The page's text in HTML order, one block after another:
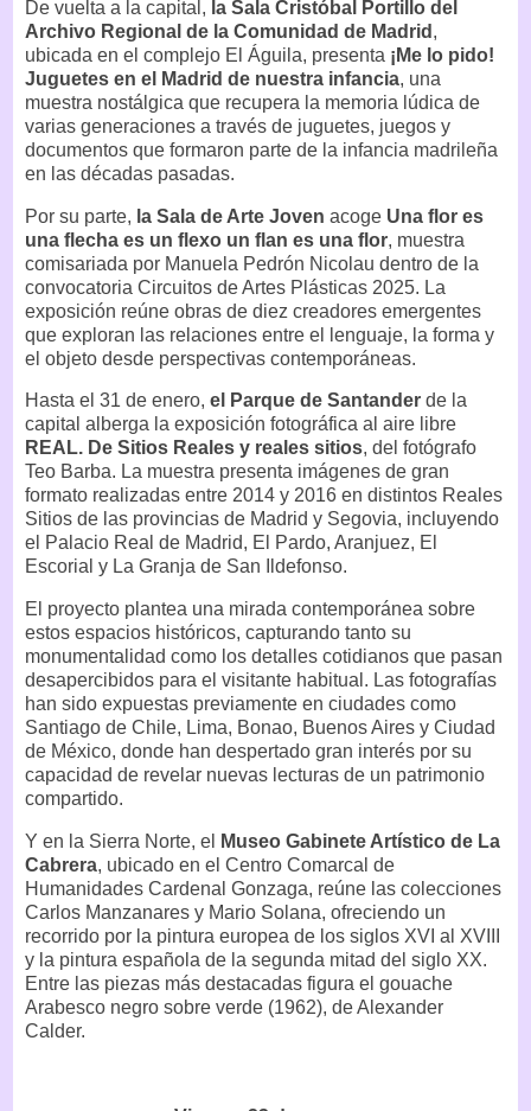
De vuelta a la capital, la Sala Cristóbal Portillo del
Archivo Regional de la Comunidad de Madrid ,
ubicada en el complejo El Águila, presenta ¡Me lo pido!
Juguetes en el Madrid de nuestra infancia, una
muestra nostálgica que recupera la memoria lúdica de
varias generaciones a través de juguetes, juegos y
documentos que formaron parte de la infancia madrileña
en las décadas pasadas.
Por su parte, la Sala de Arte Joven acoge Una flor es
una flecha es un flexo un flan es una flor, muestra
comisariada por Manuela Pedrón Nicolau dentro de la
convocatoria Circuitos de Artes Plásticas 2025. La
exposición reúne obras de diez creadores emergentes
que exploran las relaciones entre el lenguaje, la forma y
el objeto desde perspectivas contemporáneas.
Hasta el 31 de enero, el Parque de Santander de la
capital alberga la exposición fotográfica al aire libre
REAL. De Sitios Reales y reales sitios, del fotógrafo
Teo Barba. La muestra presenta imágenes de gran
formato realizadas entre 2014 y 2016 en distintos Reales
Sitios de las provincias de Madrid y Segovia, incluyendo
el Palacio Real de Madrid, El Pardo, Aranjuez, El
Escorial y La Granja de San Ildefonso.
El proyecto plantea una mirada contemporánea sobre
estos espacios históricos, capturando tanto su
monumentalidad como los detalles cotidianos que pasan
desapercibidos para el visitante habitual. Las fotografías
han sido expuestas previamente en ciudades como
Santiago de Chile, Lima, Bonao, Buenos Aires y Ciudad
de México, donde han despertado gran interés por su
capacidad de revelar nuevas lecturas de un patrimonio
compartido.
Y en la Sierra Norte, el
Museo Gabinete Artístico de La
Cabrera, ubicado en el Centro Comarcal de
Humanidades Cardenal Gonzaga, reúne las colecciones
Carlos Manzanares y Mario Solana, ofreciendo un
recorrido por la pintura europea de los siglos XVI al XVIII
y la pintura española de la segunda mitad del siglo XX.
Entre las piezas más destacadas figura el gouache
Arabesco negro sobre verde (1962), de Alexander
Calder.